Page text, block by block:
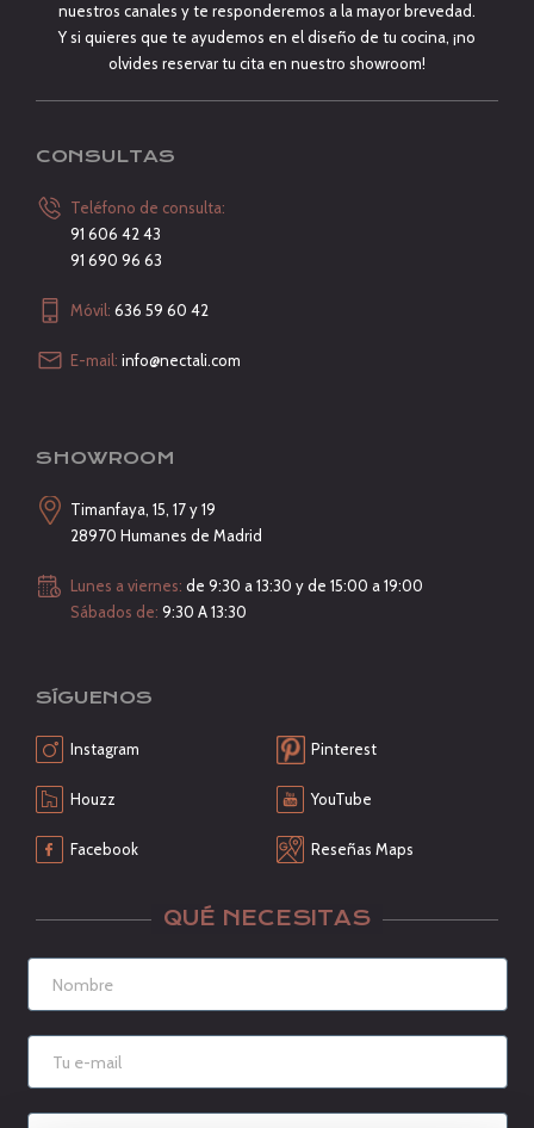
nuestros canales y te responderemos a la mayor brevedad.
Y si quieres que te ayudemos en el diseño de tu cocina, ¡no
olvides reservar tu cita en nuestro showroom!
CONSULTAS
Teléfono de consulta:
91 606 42 43
91 690 96 63
Móvil: 636 59 60 42
E-mail: info@nectali.com
SHOWROOM
Timanfaya, 15, 17 y 19
28970 Humanes de Madrid
Lunes a viernes: de 9:30 a 13:30 y de 15:00 a 19:00
Sábados de: 9:30 A 13:30
SÍGUENOS
Instagram
Houzz
Facebook
Pinterest
YouTube
Reseñas Maps
QUÉ NECESITAS